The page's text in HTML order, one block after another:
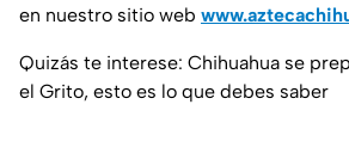
en nuestro sitio web
Quizás te interese: Chihuahua se
el Grito, esto es lo que debes saber